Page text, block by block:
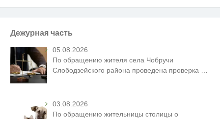
Дежурная часть
05.08.2026
По обращению жителя села Чобручи
Слободзейского района проведена проверка
03.08.2026
По обращению жительницы столицы о